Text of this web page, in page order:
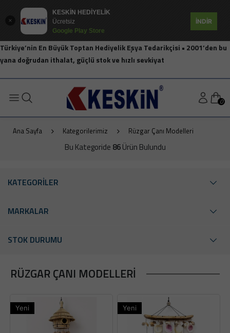
KESKİN HEDİYELİK
Ücretsiz
Google Play Store
İNDİR
Türkiye’nin En Büyük Toptan Hediyelik Eşya Tedarikçisi • 2001’den bu
yana doğrudan ithalat, güçlü stok ve hızlı sevkiyat
0
Ana Sayfa Kategorilerimiz Rüzgar Çanı Modelleri
Bu Kategoride 86Ürün Bulundu
KATEGORİLER
MARKALAR
STOK DURUMU
RÜZGAR ÇANI MODELLERI
Yeni Yeni